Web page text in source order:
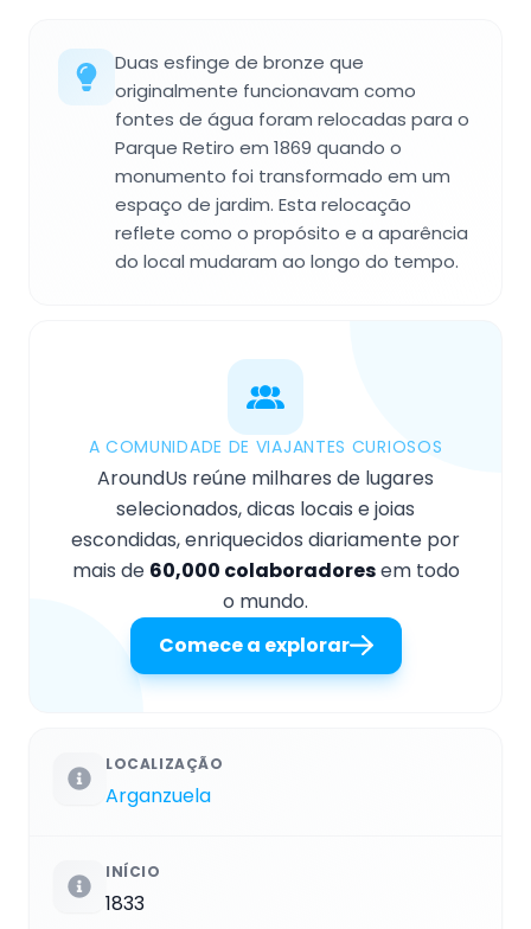
Duas esfinge de bronze que
originalmente funcionavam como
fontes de água foram relocadas para o
Parque Retiro em 1869 quando o
monumento foi transformado em um
espaço de jardim. Esta relocação
reflete como o propósito e a aparência
do local mudaram ao longo do tempo.
A COMUNIDADE DE VIAJANTES CURIOSOS
AroundUs reúne milhares de lugares
selecionados, dicas locais e joias
escondidas, enriquecidos diariamente por
mais de 60,000 colaboradoresem todo
o mundo.
Comece a explorar
LOCALIZAÇÃO
Arganzuela
INÍCIO
1833